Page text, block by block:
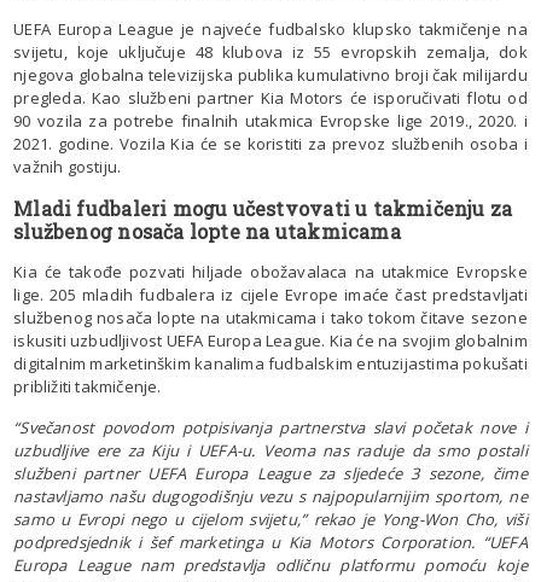
UEFA Europa League je najveće fudbalsko klupsko takmičenje na
svijetu, koje uključuje 48 klubova iz 55 evropskih zemalja, dok
njegova globalna televizijska publika kumulativno broji čak milijardu
pregleda. Kao službeni partner Kia Motors će isporučivati flotu od
90 vozila za potrebe finalnih utakmica Evropske lige 2019., 2020. i
2021. godine. Vozila Kia će se koristiti za prevoz službenih osoba i
važnih gostiju.
Mladi fudbaleri mogu učestvovati u takmičenju za
službenog nosača lopte na utakmicama
Kia će takođe pozvati hiljade obožavalaca na utakmice Evropske
lige. 205 mladih fudbalera iz cijele Evrope imaće čast predstavljati
službenog nosača lopte na utakmicama i tako tokom čitave sezone
iskusiti uzbudljivost UEFA Europa League. Kia će na svojim globalnim
digitalnim marketinškim kanalima fudbalskim entuzijastima pokušati
približiti takmičenje.
“Svečanost povodom potpisivanja partnerstva slavi početak nove i
uzbudljive ere za Kiju i UEFA-u. Veoma nas raduje da smo postali
službeni partner UEFA Europa League za sljedeće 3 sezone, čime
nastavljamo našu dugogodišnju vezu s najpopularnijim sportom, ne
samo u Evropi nego u cijelom svijetu,” rekao je Yong-Won Cho, viši
podpredsjednik i šef marketinga u Kia Motors Corporation. “UEFA
Europa League nam predstavlja odličnu platformu pomoću koje